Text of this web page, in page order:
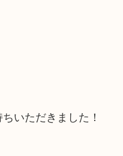
いただきました！